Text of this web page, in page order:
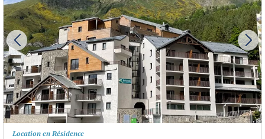
Location en Résidence